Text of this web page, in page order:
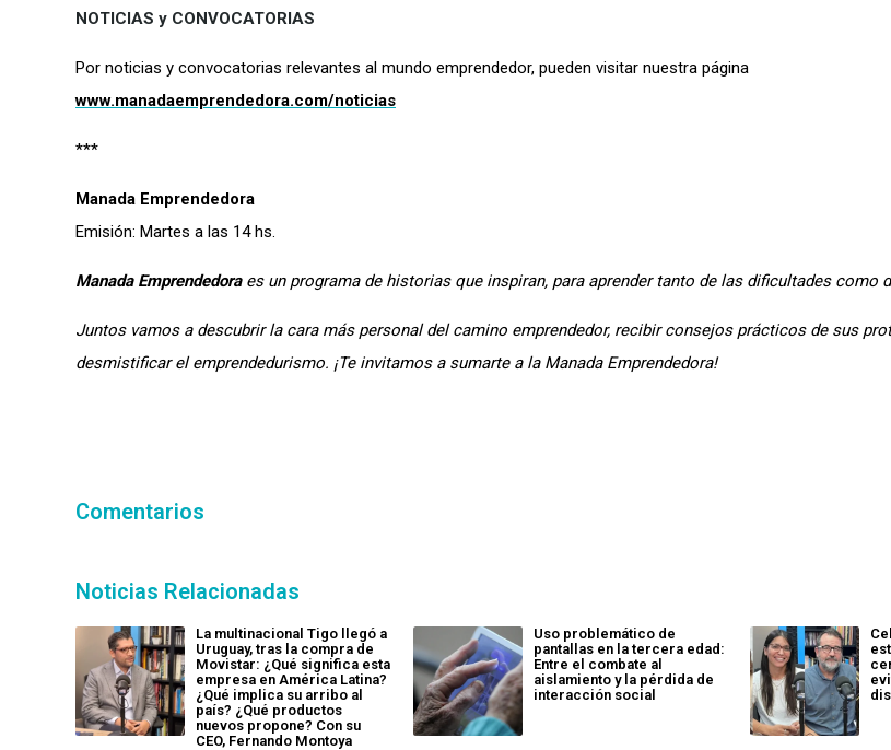
NOTICIAS y CONVOCATORIAS
Por noticias y convocatorias relevantes al mundo emprendedor, pueden visitar nuestra página
www.manadaemprendedora.com/noticias
***
Manada Emprendedora
Emisión: Martes a las 14 hs.
Manada Emprendedora es un programa de historias que inspiran, para aprender tanto de las dificultades como
Juntos vamos a descubrir la cara más personal del camino emprendedor, recibir consejos prácticos de sus
desmistificar el emprendedurismo. ¡Te invitamos a sumarte a la Manada Emprendedora!
Comentarios
Noticias Relacionadas
La multinacional Tigo llegó a
Uruguay, tras la compra de
Movistar: ¿Qué significa esta
empresa en América Latina?
¿Qué implica su arribo al
país? ¿Qué productos
nuevos propone? Con su
CEO, Fernando Montoya
Uso problemático de
pantallas en la tercera edad:
Entre el combate al
aislamiento y la pérdida de
interacción social